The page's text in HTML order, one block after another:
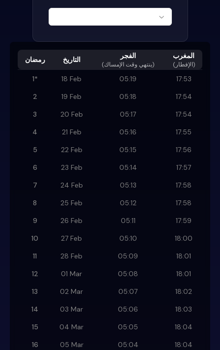
رمضان التاريخ الفجر
(ينتهي وقت الإمساك)
المغرب
(الإفطار)
1* 18 Feb 05:19
17:53
2
19 Feb 05:18
17:54
3
20 Feb 05:17
17:54
4
21 Feb 05:16
17:55
5
22 Feb 05:15
17:56
6
23 Feb 05:14
17:57
7
24 Feb 05:13
17:58
8
25 Feb 05:12
17:58
9
26 Feb 05:11
17:59
10
27 Feb 05:10
18:00
11
28 Feb 05:09
18:01
12
01 Mar 05:08
18:01
13
02 Mar 05:07
18:02
14
03 Mar 05:06
18:03
15
04 Mar 05:05
18:04
16
05 Mar 05:04
18:04